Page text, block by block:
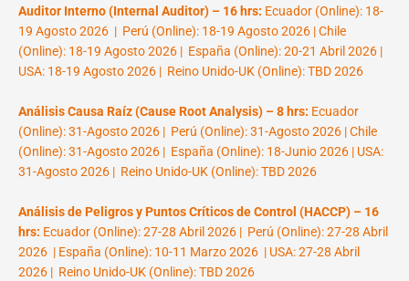
Auditor Interno (Internal Auditor) – 16 hrs: Ecuador (Online): 18-
19 Agosto 2026 | Perú (Online): 18-19 Agosto 2026 | Chile
(Online): 18-19 Agosto 2026 | España (Online): 20-21 Abril 2026 |
USA: 18-19 Agosto 2026 | Reino Unido-UK (Online): TBD 2026
Análisis Causa Raíz (Cause Root Analysis) – 8 hrs: Ecuador
(Online): 31-Agosto 2026 | Perú (Online): 31-Agosto 2026 | Chile
(Online): 31-Agosto 2026 | España (Online): 18-Junio 2026 | USA:
31-Agosto 2026 | Reino Unido-UK (Online): TBD 2026
Análisis de Peligros y Puntos Críticos de Control (HACCP) – 16
hrs: Ecuador (Online): 27-28 Abril 2026 | Perú (Online): 27-28 Abril
2026 | España (Online): 10-11 Marzo 2026 | USA: 27-28 Abril
2026 | Reino Unido-UK (Online): TBD 2026